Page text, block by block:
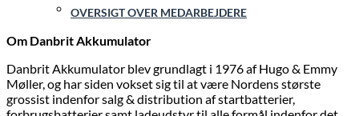
OVERSIGT OVER MEDARBEJDERE
Om Danbrit Akkumulator
Danbrit Akkumulator blev grundlagt i 1976 af Hugo & Emmy
Møller, og har siden vokset sig til at være Nordens største
grossist indenfor salg & distribution af startbatterier,